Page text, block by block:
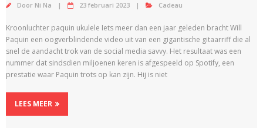
Door Ni Na 23 februari 2023 Cadeau
Kroonluchter paquin ukulele Iets meer dan een jaar geleden bracht Will
Paquin een oogverblindende video uit van een gigantische gitaarriff die al
snel de aandacht trok van de social media savvy. Het resultaat was een
nummer dat sindsdien miljoenen keren is afgespeeld op Spotify, een
prestatie waar Paquin trots op kan zijn. Hij is niet
LEES MEER